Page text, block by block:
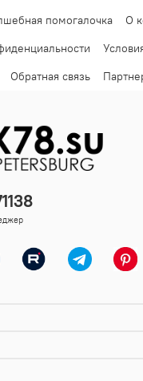
помогалочка
О
Обратная связь